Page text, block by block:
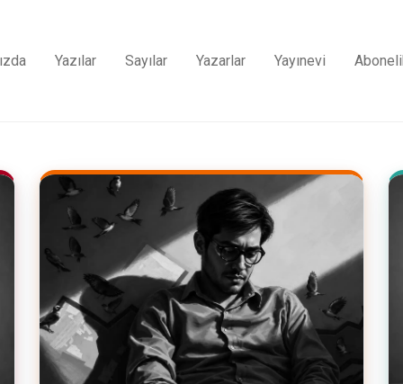
Yazılar Sayılar Yazarlar Yayınevi